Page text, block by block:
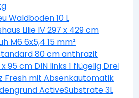
Waldboden 10 L
Lilie IV 297 x 429 cm
M6 6x5,4 15 mm²
80 cm anthrazit
95 cm DIN links 1 flügelig Dreh-
Fresh mit Absenkautomatik
ActiveSubstrate 3L